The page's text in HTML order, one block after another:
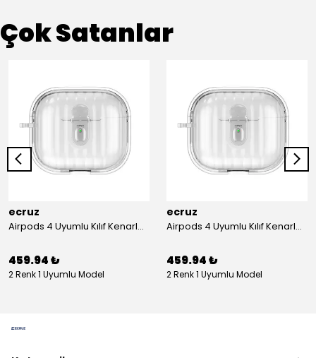
Çok Satanlar
ecruz
Airpods 4 Uyumlu Kılıf Kenarları Renkli Şeffaf Dilimli Silikon Ecruz Airbag 40 Uyumlu Kılıf
459.94 ₺
2 Renk 1 Uyumlu Model
ecruz
Airpods 4 Uyumlu Kılıf Kenarları Renkli Şeffaf Dilimli Silikon Ecruz Airbag 40 Uyumlu Kılıf
459.94 ₺
2 Renk 1 Uyumlu Model